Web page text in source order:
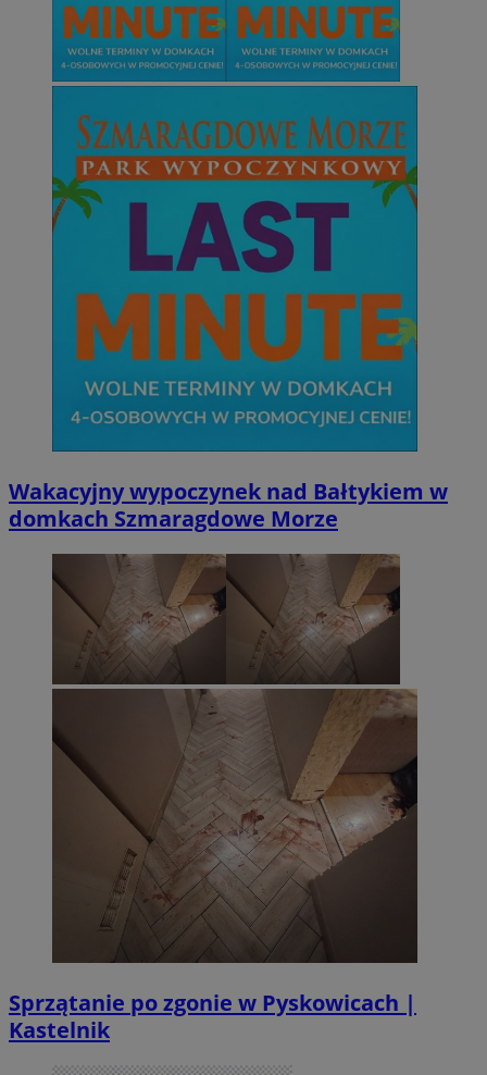
Wakacyjny wypoczynek nad Bałtykiem w
domkach Szmaragdowe Morze
Sprzątanie po zgonie w Pyskowicach |
Kastelnik